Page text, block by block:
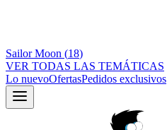
Sailor Moon (18)
VER TODAS LAS TEMÁTICAS
Lo nuevoOfertasPedidos exclusivos